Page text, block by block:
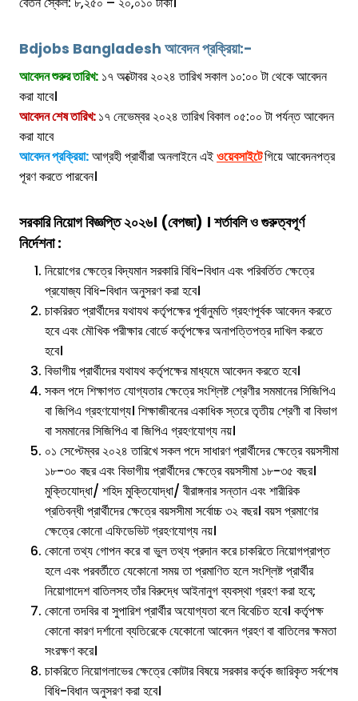
Bdjobs Bangladesh আবেদন প্রক্রিয়া:-
আবেদন শুরুর তারিখ: ১৭ অক্টোবর ২০২৪ তারিখ সকাল ১০:০০ টা থেকে আবেদন
করা যাবে।
আবেদন শেষ তারিখ:১৭ নেভেম্বর ২০২৪ তারিখ বিকাল ০৫:০০ টা পর্যন্ত আবেদন
করা যাবে
আবেদন প্রক্রিয়া:আগ্রহী প্রার্থীরা অনলাইনে এইওয়েবসাইটেগিয়ে আবেদনপত্র
পূরণ করতে পারবেন।
সরকারি নিয়োগ বিজ্ঞপ্তি ২০২৬। (বেপজা) । শর্তাবলি ও গুরুত্বপূর্ণ
নির্দেশনা :
নিয়োগের ক্ষেত্রে বিদ্যমান সরকারি বিধি-বিধান এবং পরিবর্তিত ক্ষেত্রে
প্রযোজ্য বিধি-বিধান অনুসরণ করা হবে।
চাকরিরত প্রার্থীদের যথাযথ কর্তৃপক্ষের পূর্বানুমতি গ্রহণপূর্বক আবেদন করতে
হবে এবং মৌখিক পরীক্ষার বোর্ডে কর্তৃপক্ষের অনাপত্তিপত্র দাখিল করতে
হবে।
বিভাগীয় প্রার্থীদের যথাযথ কর্তৃপক্ষের মাধ্যমে আবেদন করতে হবে।
সকল পদে শিক্ষাগত যোগ্যতার ক্ষেত্রে সংশ্লিষ্ট শ্রেণীর সমমানের সিজিপিএ
বা জিপিএ গ্রহণযোগ্য। শিক্ষাজীবনের একাধিক স্তরে তৃতীয় শ্রেণী বা বিভাগ
বা সমমানের সিজিপিএ বা জিপিএ গ্রহণযোগ্য নয়।
০১ সেপ্টেম্বর ২০২৪ তারিখে সকল পদে সাধারণ প্রার্থীদের ক্ষেত্রে বয়সসীমা
১৮-৩০ বছর এবং বিভাগীয় প্রার্থীদের ক্ষেত্রে বয়সসীমা ১৮-৩৫ বছর।
মুক্তিযোদ্ধা/ শহিদ মুক্তিযোদ্ধা/ বীরাঙ্গনার সন্তান এবং শারীরিক
প্রতিবন্ধী প্রার্থীদের ক্ষেত্রে বয়সসীমা সর্বোচ্চ ৩২ বছর। বয়স প্রমাণের
ক্ষেত্রে কোনো এফিডেভিট গ্রহণযোগ্য নয়।
কোনো তথ্য গোপন করে বা ভুল তথ্য প্রদান করে চাকরিতে নিয়োগপ্রাপ্ত
হলে এবং পরবর্তীতে যেকোনো সময় তা প্রমাণিত হলে সংশ্লিষ্ট প্রার্থীর
নিয়োগাদেশ বাতিলসহ তাঁর বিরুদ্ধে আইনানুগ ব্যবস্থা গ্রহণ করা হবে;
কোনো তদবির বা সুপারিশ প্রার্থীর অযোগ্যতা বলে বিবেচিত হবে। কর্তৃপক্ষ
কোনো কারণ দর্শানো ব্যতিরেকে যেকোনো আবেদন গ্রহণ বা বাতিলের ক্ষমতা
সংরক্ষণ করে।
চাকরিতে নিয়োগলাভের ক্ষেত্রে কোটার বিষয়ে সরকার কর্তৃক জারিকৃত সর্বশেষ
বিধি-বিধান অনুসরণ করা হবে।